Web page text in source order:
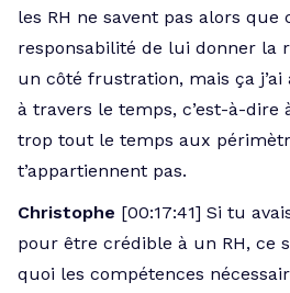
les RH ne savent pas alors que
responsabilité de lui donner la
un côté frustration, mais ça
à travers le temps, c’est-à-
trop tout le temps aux
t’appartiennent pas.
Christophe [00:17:41] Si tu
pour être crédible à un RH, ce
quoi les compétences